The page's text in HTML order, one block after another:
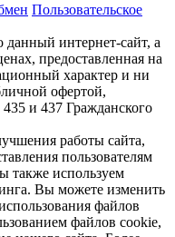
Пользовательское
интернет-сайт, а
предоставленная на
характер и ни
офертой,
и 437 Гражданского
работы сайта,
пользователям
также используем
Вы можете изменить
файлов
файлов cookie,